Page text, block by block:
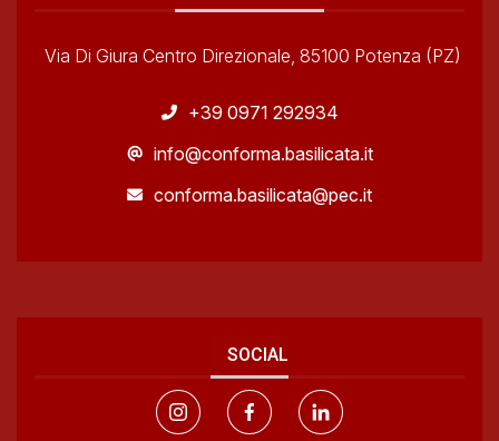
Via Di Giura Centro Direzionale, 85100 Potenza (PZ)
+39 0971 292934
info@conforma.basilicata.it
conforma.basilicata@pec.it
SOCIAL